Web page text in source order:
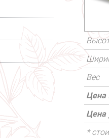
Вес
Цена
Цена
*